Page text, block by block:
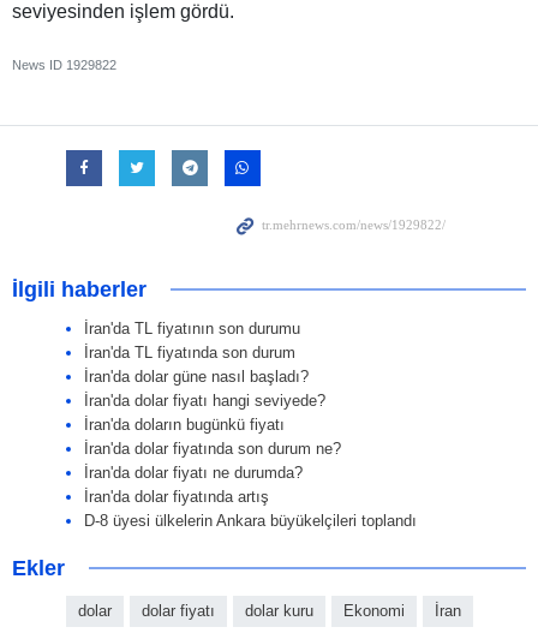
seviyesinden işlem gördü.
News ID 1929822
İlgili haberler
İran'da TL fiyatının son durumu
İran'da TL fiyatında son durum
İran'da dolar güne nasıl başladı?
İran'da dolar fiyatı hangi seviyede?
İran'da doların bugünkü fiyatı
İran'da dolar fiyatında son durum ne?
İran'da dolar fiyatı ne durumda?
İran'da dolar fiyatında artış
D-8 üyesi ülkelerin Ankara büyükelçileri toplandı
Ekler
dolar dolar fiyatı dolar kuru Ekonomi İran